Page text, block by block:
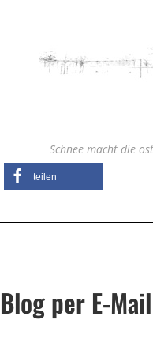
Schnee macht die
teilen
Blog per E-